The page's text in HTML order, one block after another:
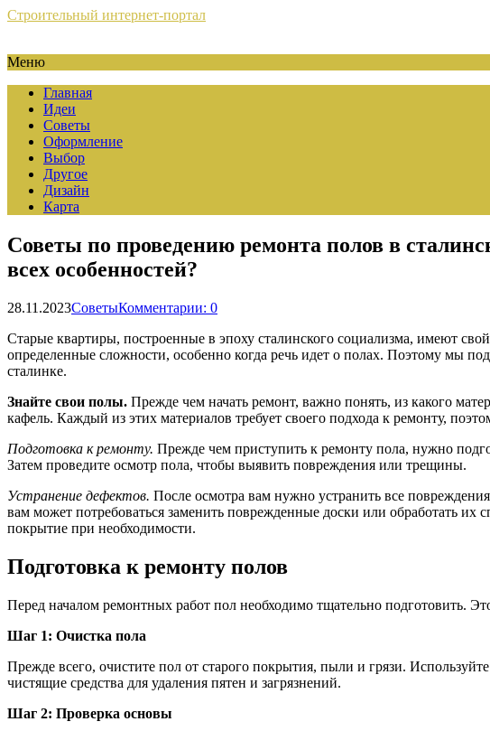
Строительный интернет-портал
Меню
Главная
Идеи
Советы
Оформление
Выбор
Другое
Дизайн
Карта
Советы по проведению ремонта полов в
всех особенностей?
28.11.2023СоветыКомментарии: 0
Старые квартиры, построенные в эпоху сталинского социализма, имеют
определенные сложности, особенно когда речь идет о полах. Поэтому мы
сталинке.
Знайте свои полы. Прежде чем начать ремонт, важно понять, из какого
кафель. Каждый из этих материалов требует своего подхода к ремонту,
Подготовка к ремонту. Прежде чем приступить к ремонту пола, нужно
Затем проведите осмотр пола, чтобы выявить повреждения или трещины.
Устранение дефектов. После осмотра вам нужно устранить все
вам может потребоваться заменить поврежденные доски или обработать
покрытие при необходимости.
Подготовка к ремонту полов
Перед началом ремонтных работ пол необходимо тщательно подготовить.
Шаг 1: Очистка пола
Прежде всего, очистите пол от старого покрытия, пыли и грязи.
чистящие средства для удаления пятен и загрязнений.
Шаг 2: Проверка основы